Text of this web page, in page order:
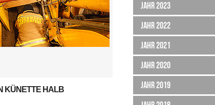
KÜNETTE HALB
Jahr 2023
Jahr 2022
Jahr 2021
Jahr 2020
Jahr 2019